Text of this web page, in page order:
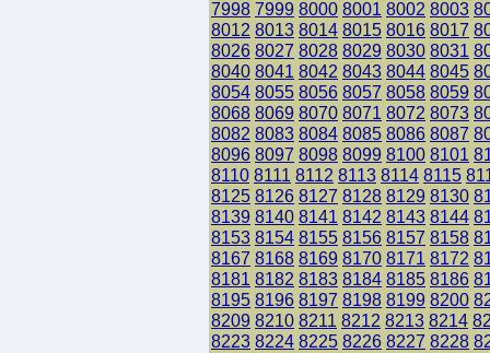
7998 7999 8000 8001 8002 8003
8012 8013 8014 8015 8016 8017
8026 8027 8028 8029 8030 8031
8040 8041 8042 8043 8044 8045
8054 8055 8056 8057 8058 8059
8068 8069 8070 8071 8072 8073
8082 8083 8084 8085 8086 8087
8096 8097 8098 8099 8100 8101
8110 8111 8112 8113 8114 8115
8125 8126 8127 8128 8129 8130
8139 8140 8141 8142 8143 8144
8153 8154 8155 8156 8157 8158
8167 8168 8169 8170 8171 8172
8181 8182 8183 8184 8185 8186
8195 8196 8197 8198 8199 8200
8209 8210 8211 8212 8213 8214
8223 8224 8225 8226 8227 8228